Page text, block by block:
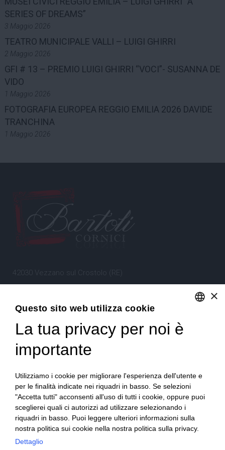
SERIES OF DREAMS”
3 Maggio 2026
TEATRO MUNICIPALE VALLI – LUIGI GHIRRI
2 Maggio 2026
GFI # 13 – PREMIO LUIGI GHIRRI “VOCI”- SUSANNA DE
VIDO
1 Maggio 2026
FOTOGRAFIA EUROPEA REGGIO EMILIA 2026 DAVIDE
TRANCHINA
1 Maggio 2026
42030 Vezzano sul Crostolo (RE)
Tel.
Stefano Bartoli – P.Iva00764300356
Home Progetto News
Archivio/Portfolio
Contatti
Sitemap
×
Questo sito web utilizza cookie
La tua privacy per noi è
importante
Utilizziamo i cookie per migliorare l'esperienza dell'utente e
per le finalità indicate nei riquadri in basso. Se selezioni
"Accetta tutti" acconsenti all'uso di tutti i cookie, oppure puoi
sceglierei quali ci autorizzi ad utilizzare selezionando i
riquadri in basso. Puoi leggere ulteriori informazioni sulla
nostra politica sui cookie nella nostra politica sulla privacy.
Dettaglio